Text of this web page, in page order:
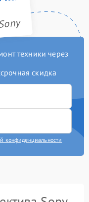
техники через
скидка
конфиденциальности